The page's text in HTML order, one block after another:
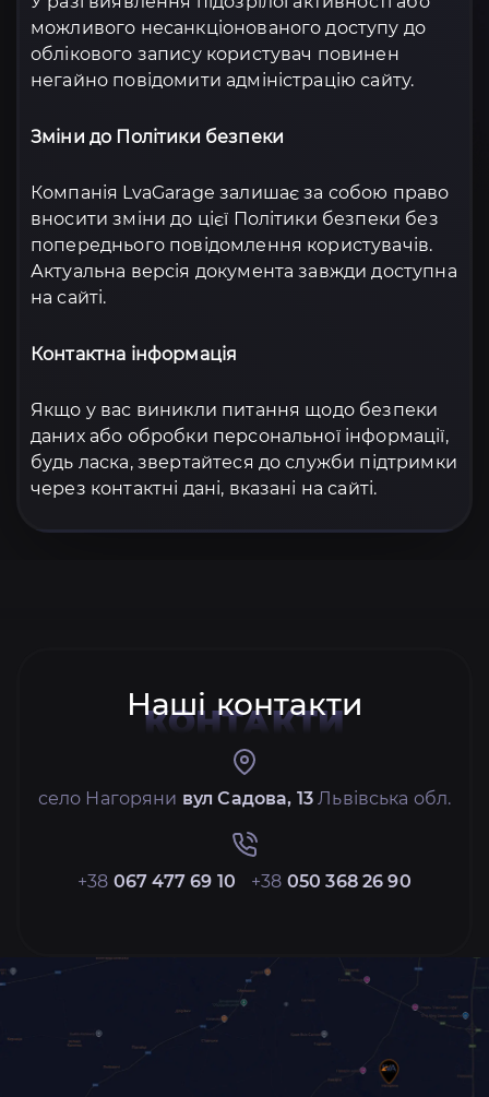
можливого несанкціонованого доступу до
облікового запису користувач повинен
негайно повідомити адміністрацію сайту.
Зміни до Політики безпеки
Компанія LvaGarage залишає за собою право
вносити зміни до цієї Політики безпеки без
попереднього повідомлення користувачів.
Актуальна версія документа завжди доступна
на сайті.
Контактна інформація
Якщо у вас виникли питання щодо безпеки
даних або обробки персональної інформації,
будь ласка, звертайтеся до служби підтримки
через контактні дані, вказані на сайті.
Наші контакти
КОНТАКТИ
село Нагоряни вул Садова, 13 Львівська обл.
+38 067 477 69 10 +38 050 368 26 90